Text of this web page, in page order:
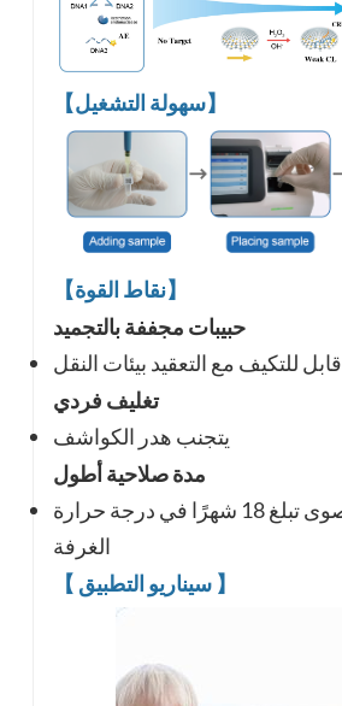
【سهولة التشغيل】
【نقاط القوة】
حبيبات مجففة بالتجميد
قابل للتكيف مع التعقيد بيئات النقل
تغليف فردي
يتجنب هدر الكواشف
مدة صلاحية أطول
مدة صلاحية قصوى تبلغ 18 شهرًا في درجة حرارة
الغرفة
【
سيناريو التطبيق 】